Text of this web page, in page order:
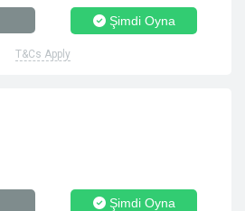
Şimdi Oyna
T&Cs Apply
Şimdi Oyna